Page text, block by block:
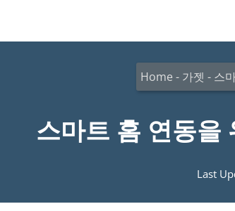
Home - 가젯 - 스
스마트 홈 연동을
Last